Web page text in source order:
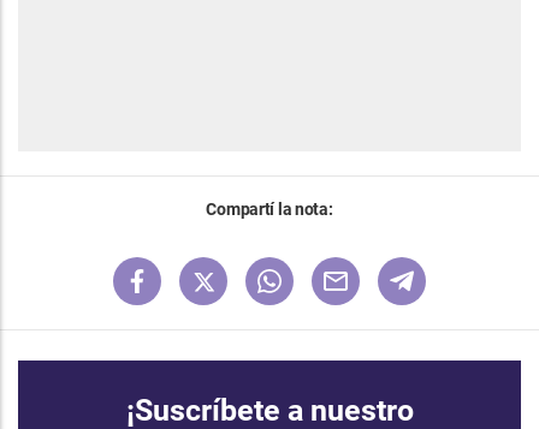
Compartí la nota:
¡Suscríbete a nuestro